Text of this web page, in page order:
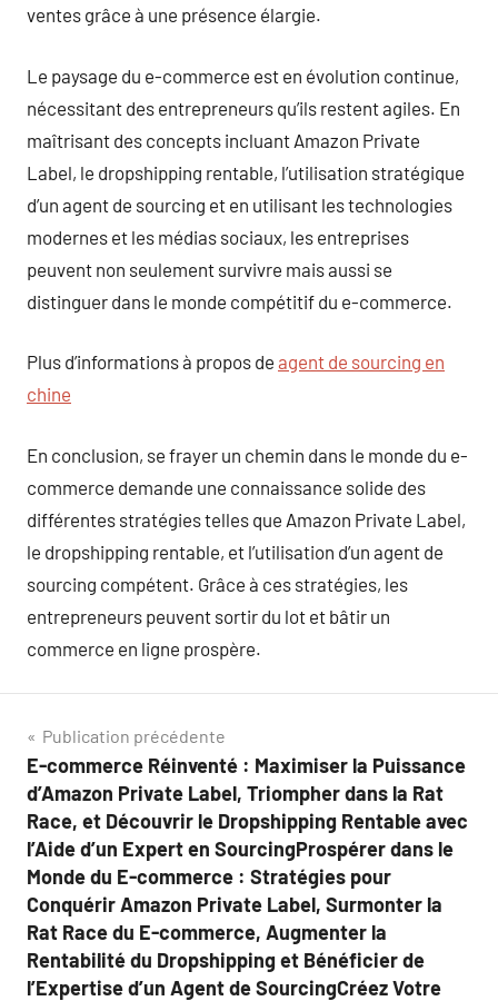
ventes grâce à une présence élargie.
Le paysage du e-commerce est en évolution continue,
nécessitant des entrepreneurs qu’ils restent agiles. En
maîtrisant des concepts incluant Amazon Private
Label, le dropshipping rentable, l’utilisation stratégique
d’un agent de sourcing et en utilisant les technologies
modernes et les médias sociaux, les entreprises
peuvent non seulement survivre mais aussi se
distinguer dans le monde compétitif du e-commerce.
Plus d’informations à propos de agent de sourcing en
chine
En conclusion, se frayer un chemin dans le monde du e-
commerce demande une connaissance solide des
différentes stratégies telles que Amazon Private Label,
le dropshipping rentable, et l’utilisation d’un agent de
sourcing compétent. Grâce à ces stratégies, les
entrepreneurs peuvent sortir du lot et bâtir un
commerce en ligne prospère.
Navigation
de
l’article
Publication précédente
E-commerce Réinventé : Maximiser la Puissance
d’Amazon Private Label, Triompher dans la Rat
Race, et Découvrir le Dropshipping Rentable avec
l’Aide d’un Expert en SourcingProspérer dans le
Monde du E-commerce : Stratégies pour
Conquérir Amazon Private Label, Surmonter la
Rat Race du E-commerce, Augmenter la
Rentabilité du Dropshipping et Bénéficier de
l’Expertise d’un Agent de SourcingCréez Votre